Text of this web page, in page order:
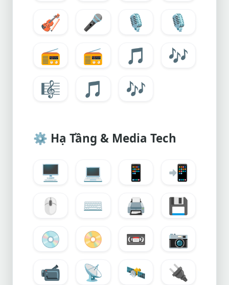
🎻
🎤 🎙️
🎙️
📻
📻 🎵
🎶
🎼
🎵 🎶
⚙️ Hạ Tầng & Media Tech
🖥️ 💻 📱
📲
🖱️
⌨️ 🖨️
💾
💿
📀 📼
📷
📹
📡 🛰️
🔌